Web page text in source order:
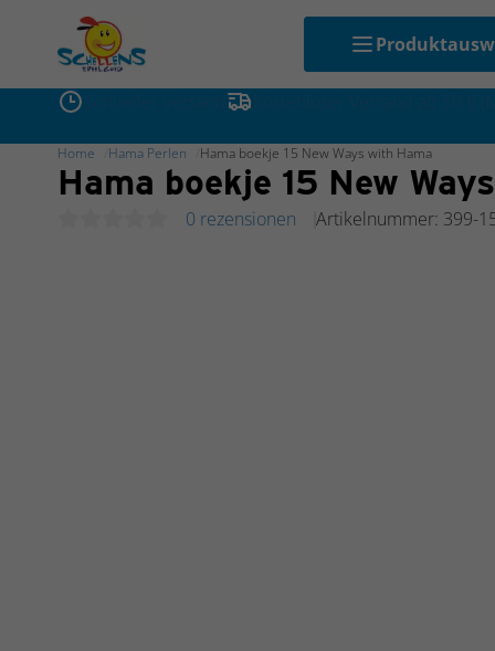
Home Hama Perlen Hama boekje 15 New Ways with Hama
Hama boekje 15 New
0 rezensionen Artikelnummer: 399-